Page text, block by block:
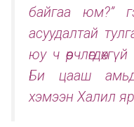
байгаа юм?”
асуудалтай
юу ч
Би цааш
хэмээн Халил